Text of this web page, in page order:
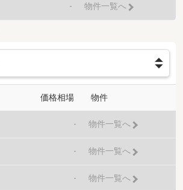
- 物件一覧へ
価格相場 物件
- 物件一覧へ
- 物件一覧へ
- 物件一覧へ